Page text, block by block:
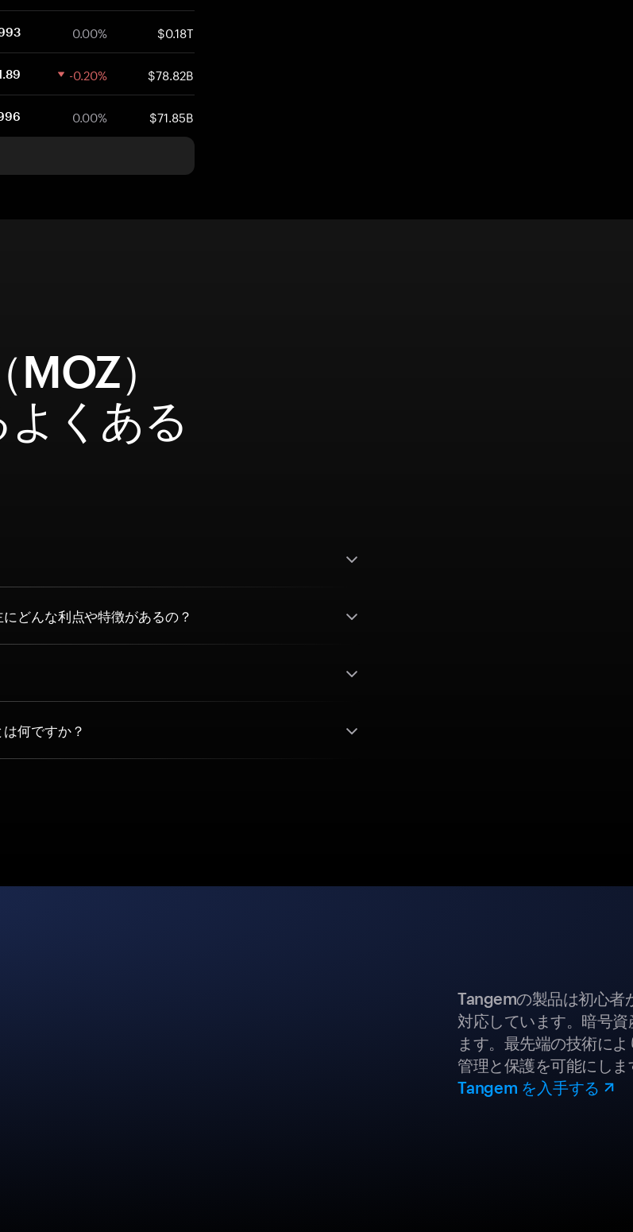
0.00% $0.18T
-0.20% $78.82B
0.00% $71.85B
）
くある
どんな利点や特徴があるの？
何ですか？
Tangemの製品は初心者
対応しています。暗号
ます。最先端の技術に
管理と保護を可能にしま
Tangem を入手する